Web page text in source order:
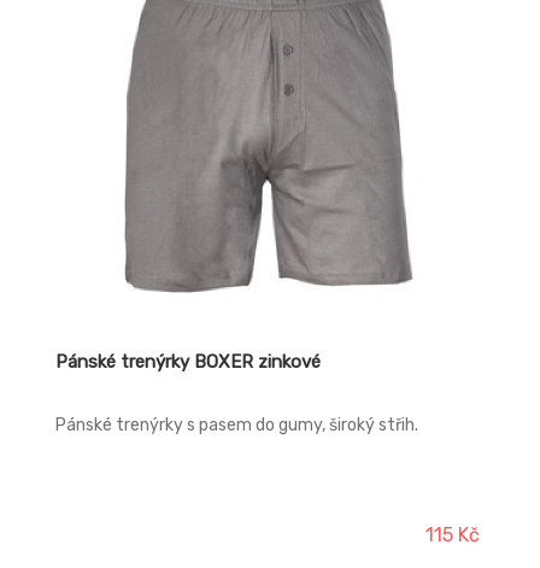
Pánské trenýrky BOXER zinkové
Pánské trenýrky s pasem do gumy, široký střih.
115 Kč